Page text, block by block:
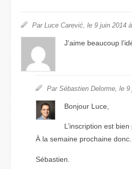
Par Luce Carević, le 9 juin 2014
J’aime beaucoup
Par Sébastien Delorme, le 9
Bonjour Luce,
L’inscription est
À la semaine prochaine donc.
Sébastien.